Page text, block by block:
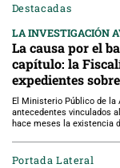
Destacadas
LA INVESTIGACIÓN
La causa por el
capítulo: la
expedientes
El Ministerio Público de la
antecedentes vinculados
hace meses la existencia
Portada Lateral